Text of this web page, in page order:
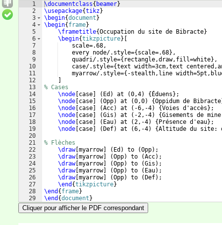
1
2
3
4
5
6
7
8
9
10
11
12
13
14
15
16
17
18
19
20
21
22
23
24
25
26
27
28
29
\documentclass{ beamer}
\usepackage{tikz}
\begin{document }
\begin{ frame}
\frametitle{Occupation du site de Bibracte}
\begin{tikzpicture}
    scale=.68,
    every node/.style=
{ scale=.68} ,
    quadri/.style=
{ rectangle,draw,fill=white} ,
    case/.style=
{text width=3cm,text
    myarrow/.style=
{ -stealth,line
% Cases
\node case ( Ed ) at (0,4) { Éduens } ;
\node case (Opp) at (0,0) {Oppidum de Bibracte
\node case (Acc) at ( -6,-4) {Voies d'accès } ;
\node case (Gis ) at ( -2,-4) {Gisements de
\node case ( Eau) at (2,-4) { Présence d'eau} ;
\node case ( Def) at (6,-4) {Altitude du site:
% Flèches
\draw[ myarrow] ( Ed ) to (Opp) ;
\draw[ myarrow] (Opp) to (Acc) ;
\draw[ myarrow] (Opp) to (Gis ) ;
\draw[ myarrow] (Opp) to ( Eau) ;
\draw[ myarrow] (Opp) to ( Def) ;
\end {tikzpicture}
\end { frame}
\end {document }
Cliquer pour afficher le PDF correspondant